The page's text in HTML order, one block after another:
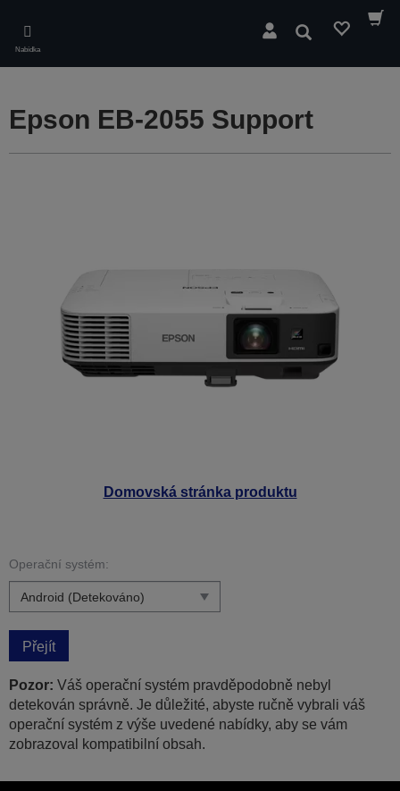
main
content
Nabídka
Hledat
Domovská stránka produktu
Epson EB-2055 Support
Operační systém:
Přejít
Pozor: Váš operační systém pravděpodobně nebyl
detekován správně. Je důležité, abyste ručně vybrali váš
operační systém z výše uvedené nabídky, aby se vám
zobrazoval kompatibilní obsah.